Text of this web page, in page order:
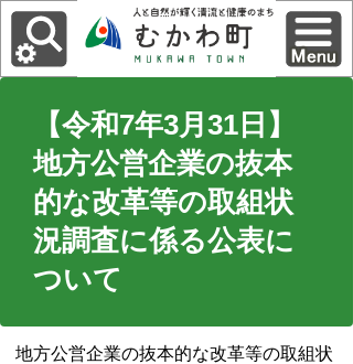
【令和7年3月31日】
地方公営企業の抜本
的な改革等の取組状
況調査に係る公表に
ついて
地方公営企業の抜本的な改革等の取組状